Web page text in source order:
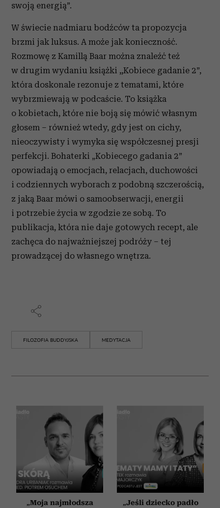
swoją energią”.
W świecie nadmiaru bodźców ta propozycja
brzmi jak luksus. A może jak konieczność.
Rozmowę z Kamillą Baar można znaleźć też
w drugim wydaniu książki „Kobiece gadanie 2”,
która doskonale rezonuje z tematami, które
wybrzmiewają w podcaście. To książka
o kobietach, które nie boją się mówić własnym
głosem – również wtedy, gdy jest on cichy,
nieoczywisty i wymyka się współczesnej presji
perfekcji. Bohaterki „Kobiecego gadania 2”
opowiadają o emocjach, relacjach, duchowości
i codziennych wyborach z podobną szczerością,
z jaką Baar mówi o samoobserwacji, energii
i potrzebie życia w zgodzie ze sobą. To
publikacja, która nie daje gotowych recept, ale
zachęca do najważniejszej podróży – tej
prowadzącej do własnego wnętrza.
FILOZOFIA BUDDYJSKA MEDYTACJA
„Moja najmłodsza
„Jeśli dziecko padło